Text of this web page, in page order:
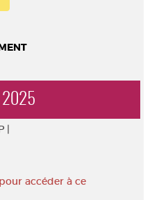
2025
|
accéder à ce